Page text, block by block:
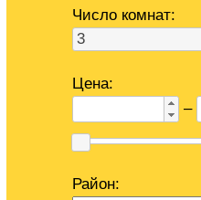
Число комнат:
3
Цена:
–
Район: